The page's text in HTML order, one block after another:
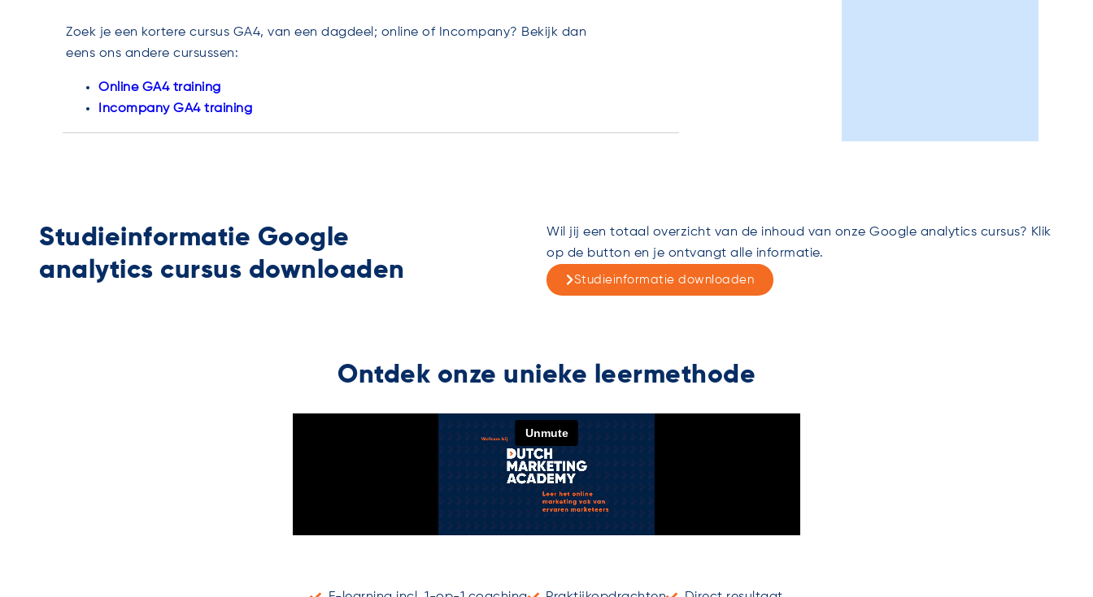
Zoek je een kortere cursus GA4, van een dagdeel; online of Incompany? Bekijk dan
eens ons andere cursussen:
Online GA4 training
Incompany GA4 training
Studieinformatie Google
analytics cursus downloaden
Wil jij een totaal overzicht van de inhoud van onze Google analytics cursus? Klik
op de button en je ontvangt alle informatie.
Studieinformatie downloaden
Ontdek onze unieke leermethode